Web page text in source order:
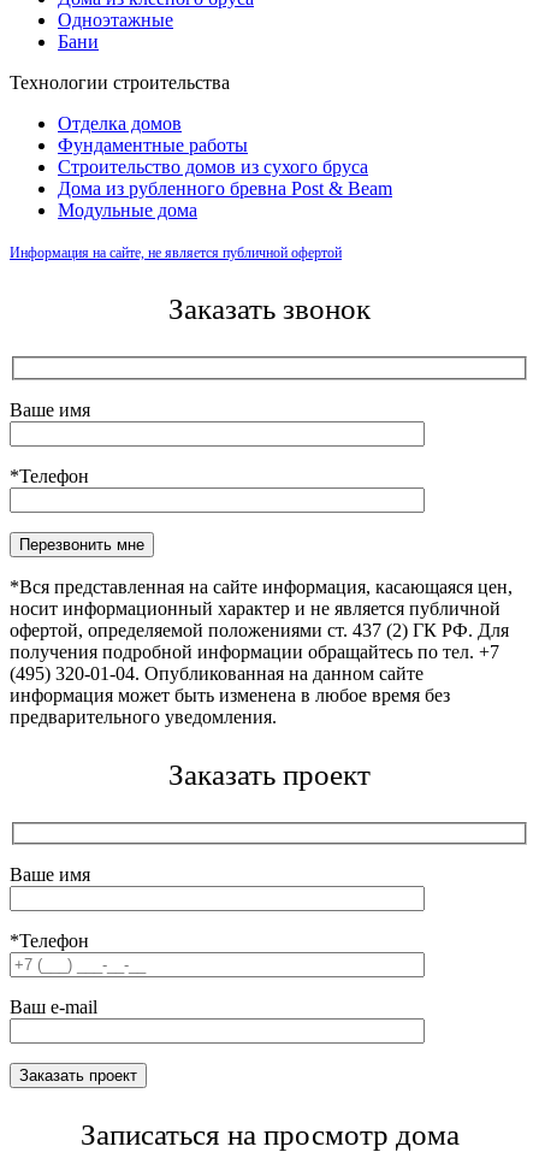
Одноэтажные
Бани
Технологии строительства
Отделка домов
Фундаментные работы
Строительство домов из сухого бруса
Дома из рубленного бревна Post & Beam
Модульные дома
Информация на сайте, не является публичной офертой
Заказать звонок
Ваше имя
*Телефон
Оставьте это поле пустым.
*Вся представленная на сайте информация, касающаяся цен,
носит информационный характер и не является публичной
офертой, определяемой положениями ст. 437 (2) ГК РФ. Для
получения подробной информации обращайтесь по тел. +7
(495) 320-01-04. Опубликованная на данном сайте
информация может быть изменена в любое время без
предварительного уведомления.
Заказать проект
Ваше имя
*Телефон
Ваш e-mail
Записаться на просмотр дома